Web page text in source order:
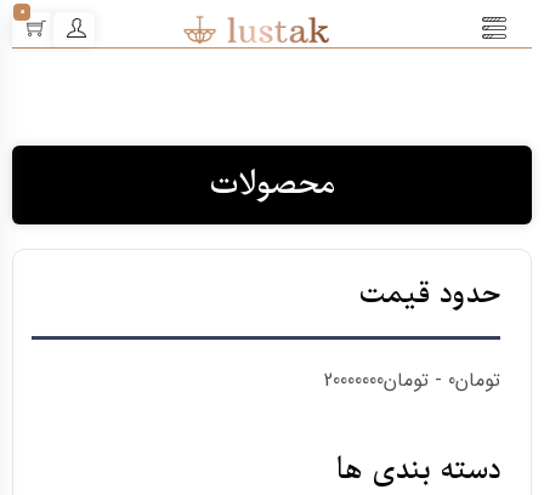
0
محصولات
حدود قیمت
تومان0 - تومان20000000
دسته بندی ها